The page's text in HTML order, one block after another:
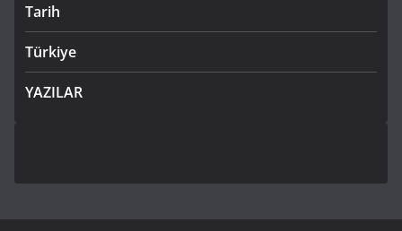
Tarih
Türkiye
YAZILAR